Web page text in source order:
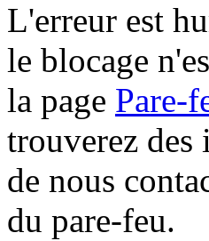
L'erreur est
le blocage
la page Pare-
trouverez
de nous
du pare-feu.